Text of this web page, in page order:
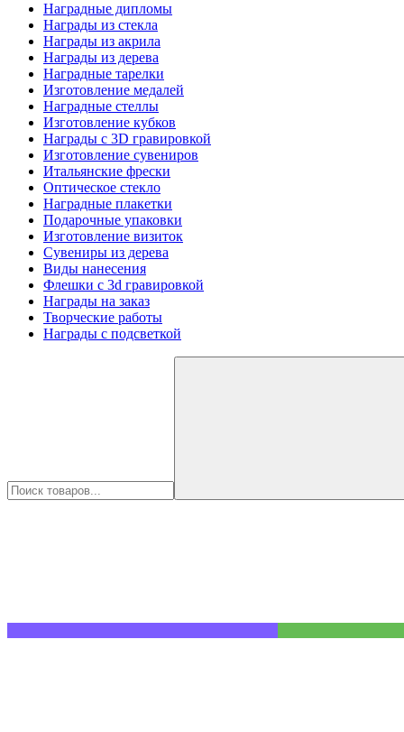
Наградные дипломы
Награды из стекла
Награды из акрила
Награды из дерева
Наградные тарелки
Изготовление медалей
Наградные стеллы
Изготовление кубков
Награды с 3D гравировкой
Изготовление сувениров
Итальянские фрески
Оптическое стекло
Наградные плакетки
Подарочные упаковки
Изготовление визиток
Сувениры из дерева
Виды нанесения
Флешки с 3d гравировкой
Награды на заказ
Творческие работы
Награды с подсветкой